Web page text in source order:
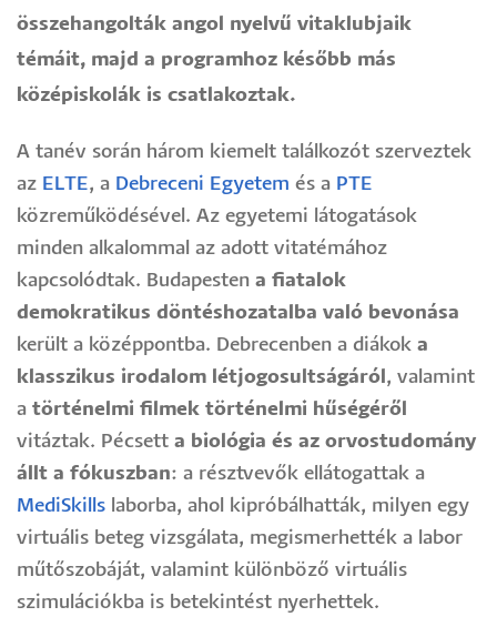
összehangolták angol nyelvű vitaklubjaik
témáit, majd a programhoz később más
középiskolák is csatlakoztak.
A tanév során három kiemelt találkozót szerveztek
az ELTE, a Debreceni Egyetem és a PTE
közreműködésével. Az egyetemi látogatások
minden alkalommal az adott vitatémához
kapcsolódtak. Budapesten a fiatalok
demokratikus döntéshozatalba való bevonása
került a középpontba. Debrecenben a diákok a
klasszikus irodalom létjogosultságáról , valamint
a történelmi filmek történelmi hűségéről
vitáztak. Pécsett a biológia és az orvostudomány
állt a fókuszban: a résztvevők ellátogattak a
MediSkills laborba, ahol kipróbálhatták, milyen egy
virtuális beteg vizsgálata, megismerhették a labor
műtőszobáját, valamint különböző virtuális
szimulációkba is betekintést nyerhettek.